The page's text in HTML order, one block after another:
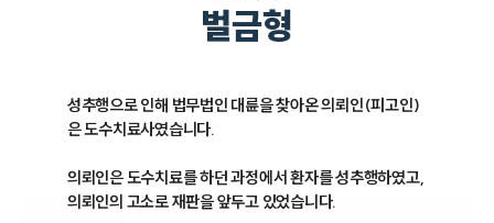
벌금형
성추행으로 인해 법무법인 대륜을 찾아온 의뢰인(피고인)
은 도수치료사였습니다.
의뢰인은 도수치료를 하던 과정에서 환자를 성추행하였고,
의뢰인의 고소로 재판을 앞두고 있었습니다.